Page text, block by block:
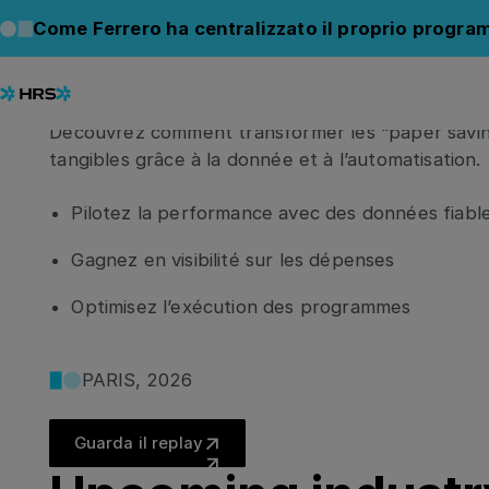
Come Ferrero ha centralizzato il proprio
Des économies
impact réel sur le P&L
Découvrez comment transformer les “paper
tangibles grâce à la donnée et à l’automatisation.
Pilotez la performance avec des données
Gagnez en visibilité sur les dépenses
Optimisez l’exécution des programmes
PARIS, 2026
Guarda il replay
Guarda il replay